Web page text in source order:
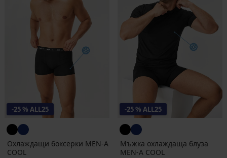
-25 % ALL25
Охлаждащи боксерки MEN-A
COOL
-25 % ALL25
Мъжка охлаждаща блуза
MEN-A COOL